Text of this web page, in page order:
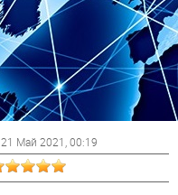
21 Май 2021 , 00:19